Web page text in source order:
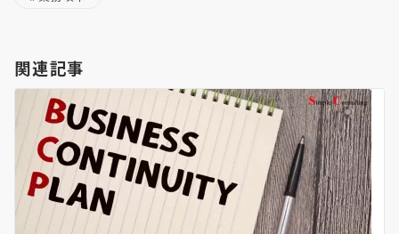
関連記事